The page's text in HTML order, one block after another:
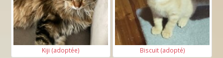
Kiji (adoptée) Biscuit (adopté)